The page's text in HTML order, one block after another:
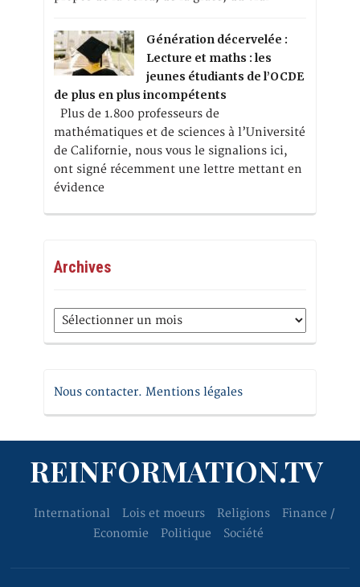
Génération décervelée :
Lecture et maths : les
jeunes étudiants de l’OCDE
de plus en plus incompétents
Plus de 1.800 professeurs de
mathématiques et de sciences à l’Université
de Californie, nous vous le signalions ici,
ont signé récemment une lettre mettant en
évidence
Archives
Archives
Nous contacter. Mentions légales
REINFORMATION.TV
International Lois et moeurs Religions
Finance /
Economie
Politique Société